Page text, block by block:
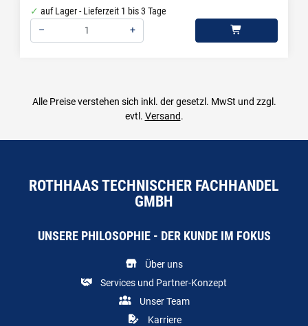
auf Lager - Lieferzeit 1 bis 3 Tage
–
+
Alle Preise verstehen sich inkl. der gesetzl. MwSt und zzgl.
evtl. Versand.
ROTHHAAS TECHNISCHER FACHHANDEL
GMBH
UNSERE PHILOSOPHIE - DER KUNDE IM FOKUS
Über uns
Services und Partner-Konzept
Unser Team
Karriere